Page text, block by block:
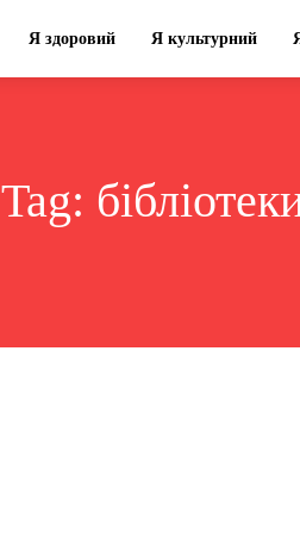
Я здоровий Я культурний
Tag: